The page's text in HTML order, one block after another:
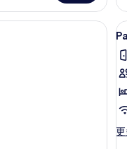
有
客
房,
運
景
觀
詳
情
顯
更